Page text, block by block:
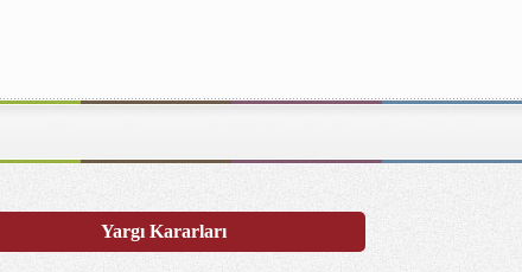
Yargı Kararları